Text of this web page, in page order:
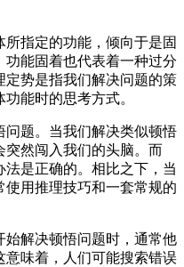
指定的功能，倾向于是固
能固着也代表着一种过分
定势是指我们解决问题的策
能时的思考方式。
题。当我们解决类似顿悟
突然闯入我们的头脑。而
法是正确的。相比之下，当
用推理技巧和一套常规的
解决顿悟问题时，通常他
味着，人们可能搜索错误